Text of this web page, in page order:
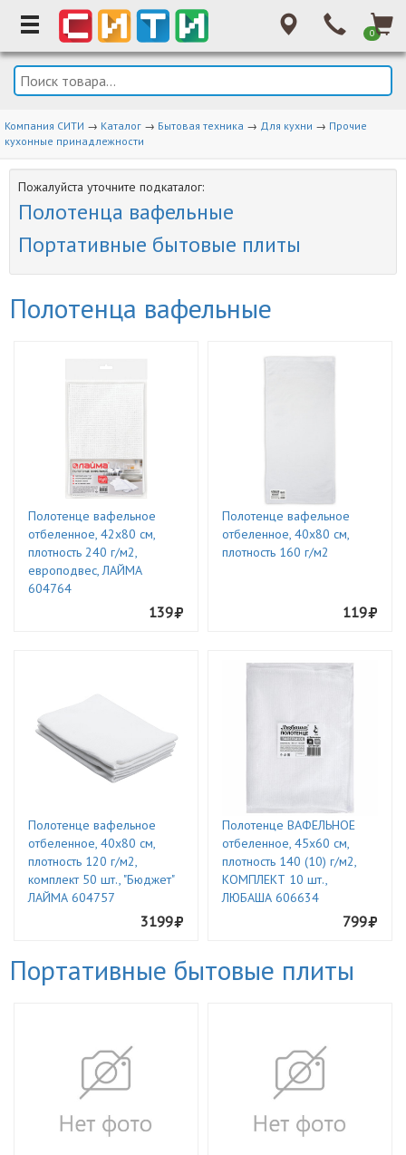
0
Компания СИТИ → Каталог → Бытовая техника → Для кухни → Прочие
кухонные принадлежности
Пожалуйста уточните подкаталог:
Полотенца вафельные
Портативные бытовые плиты
Полотенца вафельные
Полотенце вафельное
отбеленное, 42х80 см,
плотность 240 г/м2,
европодвес, ЛАЙМА
604764
139
Полотенце вафельное
отбеленное, 40х80 см,
плотность 160 г/м2
119
Полотенце вафельное
отбеленное, 40х80 см,
плотность 120 г/м2,
комплект 50 шт., "Бюджет"
ЛАЙМА 604757
3199
Полотенце ВАФЕЛЬНОЕ
отбеленное, 45х60 см,
плотность 140 (10) г/м2,
КОМПЛЕКТ 10 шт.,
ЛЮБАША 606634
799
Портативные бытовые плиты